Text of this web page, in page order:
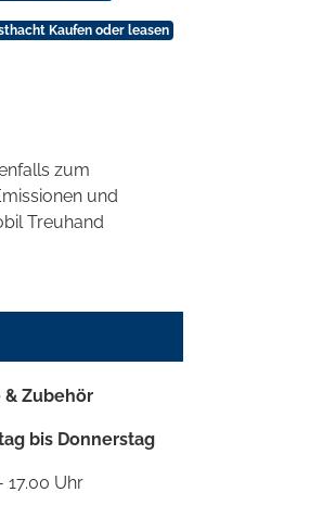
Kaufen oder leasen
zum
und
Treuhand
& Zubehör
bis Donnerstag
17.00 Uhr